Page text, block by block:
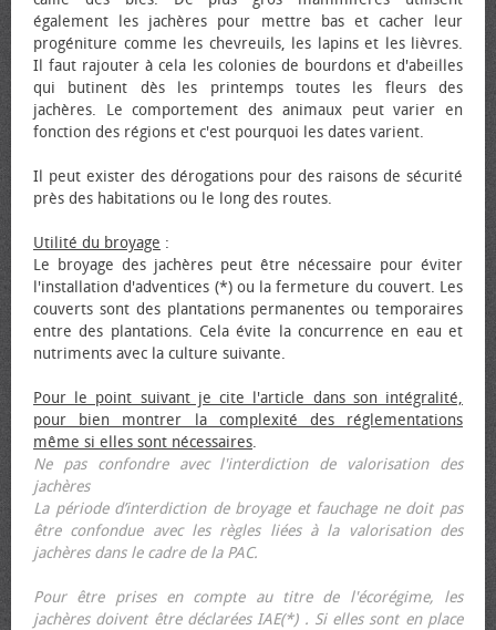
également les jachères pour mettre bas et cacher leur
progéniture comme les chevreuils, les lapins et les lièvres.
Il faut rajouter à cela les colonies de bourdons et d'abeilles
qui butinent dès les printemps toutes les fleurs des
jachères. Le comportement des animaux peut varier en
fonction des régions et c'est pourquoi les dates varient.
Il peut exister des dérogations pour des raisons de sécurité
près des habitations ou le long des routes.
Utilité du broyage :
Le broyage des jachères peut être nécessaire pour éviter
l'installation d'adventices (*) ou la fermeture du couvert. Les
couverts sont des plantations permanentes ou temporaires
entre des plantations. Cela évite la concurrence en eau et
nutriments avec la culture suivante.
Pour le point suivant je cite l'article dans son intégralité,
pour bien montrer la complexité des réglementations
même si elles sont nécessaires.
Ne pas confondre avec l'interdiction de valorisation des
jachères
La période d’interdiction de broyage et fauchage ne doit pas
être confondue avec les règles liées à la valorisation des
jachères dans le cadre de la PAC.
Pour être prises en compte au titre de l'écorégime, les
jachères doivent être déclarées IAE(*) . Si elles sont en place